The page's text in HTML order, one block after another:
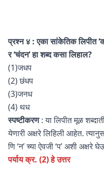
प्रश्न ४ : एका सांकेतिक लिपीत
र ‘चंदन’ हा शब्द कसा लिहाल?
(1)जधप
(2) छंधप
(3)जनध
(4) थध
स्पष्टीकरण: या लिपीत मूळ
येणारी अक्षरे लिहिली आहेत.
णि ‘न’ च्या ऐवजी ‘प’ अशी अक्षरे
पर्याय क्र. (2) हे उत्तर